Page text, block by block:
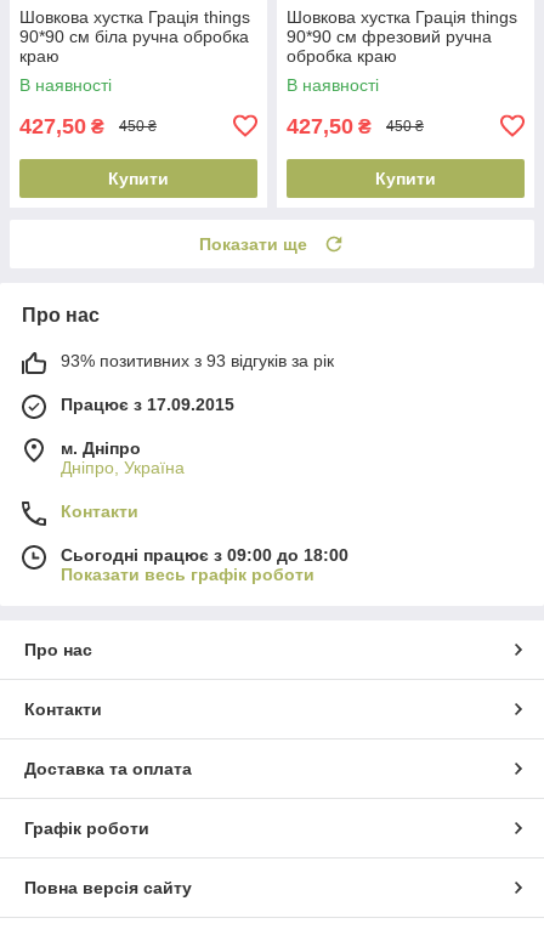
Шовкова хустка Грація things
90*90 см біла ручна обробка
краю
В наявності
427,50 ₴ 450 ₴
Купити
Шовкова хустка Грація things
90*90 см фрезовий ручна
обробка краю
В наявності
427,50 ₴ 450 ₴
Купити
Показати ще
Про нас
93% позитивних з 93 відгуків за рік
Працює з 17.09.2015
м. Дніпро
Дніпро, Україна
Контакти
Сьогодні працює з 09:00 до 18:00
Показати весь графік роботи
Про нас
Контакти
Доставка та оплата
Графік роботи
Повна версія сайту